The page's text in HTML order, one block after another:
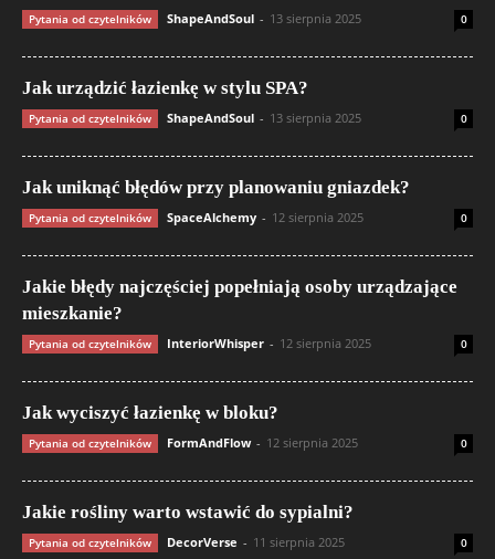
Pytania od czytelników ShapeAndSoul - 13 sierpnia 2025 0
Jak urządzić łazienkę w stylu SPA?
Pytania od czytelników ShapeAndSoul - 13 sierpnia 2025 0
Jak uniknąć błędów przy planowaniu gniazdek?
Pytania od czytelników SpaceAlchemy - 12 sierpnia 2025 0
Jakie błędy najczęściej popełniają osoby urządzające
mieszkanie?
Pytania od czytelników InteriorWhisper - 12 sierpnia 2025 0
Jak wyciszyć łazienkę w bloku?
Pytania od czytelników FormAndFlow - 12 sierpnia 2025 0
Jakie rośliny warto wstawić do sypialni?
Pytania od czytelników DecorVerse - 11 sierpnia 2025 0